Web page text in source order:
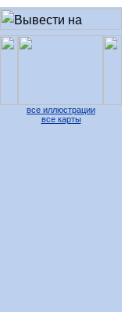
все иллюстрации
все карты